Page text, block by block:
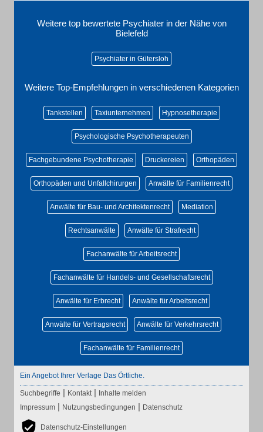
Weitere top bewertete Psychiater in der Nähe von
Bielefeld
Psychiater in Gütersloh
Weitere Top-Empfehlungen in verschiedenen Kategorien
Tankstellen Taxiunternehmen Hypnosetherapie
Psychologische Psychotherapeuten
Fachgebundene Psychotherapie Druckereien Orthopäden
Orthopäden und Unfallchirurgen Anwälte für Familienrecht
Anwälte für Bau- und Architektenrecht Mediation
Rechtsanwälte Anwälte für Strafrecht
Fachanwälte für Arbeitsrecht
Fachanwälte für Handels- und Gesellschaftsrecht
Anwälte für Erbrecht Anwälte für Arbeitsrecht
Anwälte für Vertragsrecht Anwälte für Verkehrsrecht
Fachanwälte für Familienrecht
Ein Angebot Ihrer Verlage Das Örtliche.
Suchbegriffe | Kontakt | Inhalte melden
Impressum | Nutzungsbedingungen | Datenschutz
Datenschutz-Einstellungen